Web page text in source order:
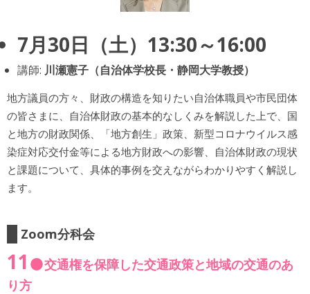
7月30日（土）13:30～16:00
講師: 川瀬憲子（自治体学校長・静岡大学教授）
地方議員の方々、財政の構造を知りたい自治体職員や市民団体
の皆さまに、自治体財政の基本的なしくみを解説した上で、国
と地方の財政関係、「地方創生」政策、新型コロナウイルス感
染症対応交付金等による地方財政への影響、自治体財政の現状
と課題について、具体的事例を交えながらわかりやすく解説し
ます。
Zoom分科会
11
交通権を保障した交通政策と地域の交通のあ
り方